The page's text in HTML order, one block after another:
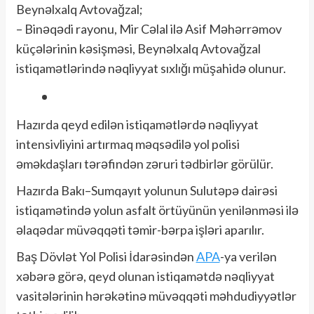
Beynəlxalq Avtovağzal;
– Binəqədi rayonu, Mir Cəlal ilə Asif Məhərrəmov
küçələrinin kəsişməsi, Beynəlxalq Avtovağzal
istiqamətlərində nəqliyyat sıxlığı müşahidə olunur.
Hazırda qeyd edilən istiqamətlərdə nəqliyyat
intensivliyini artırmaq məqsədilə yol polisi
əməkdaşları tərəfindən zəruri tədbirlər görülür.
Hazırda Bakı–Sumqayıt yolunun Sulutəpə dairəsi
istiqamətində yolun asfalt örtüyünün yenilənməsi ilə
əlaqədar müvəqqəti təmir-bərpa işləri aparılır.
Baş Dövlət Yol Polisi İdarəsindənAPA-ya verilən
xəbərə görə, qeyd olunan istiqamətdə nəqliyyat
vasitələrinin hərəkətinə müvəqqəti məhdudiyyətlər